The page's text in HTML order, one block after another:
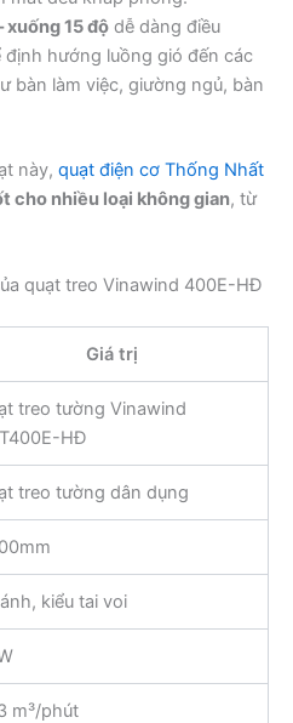
xuống 15 độdễ dàng điều
hướng luồng gió đến các
bàn làm việc, giường ngủ, bàn
này, quạt điện cơ Thống Nhất
cho nhiều loại không gian, từ
quạt treo Vinawind 400E-HĐ
Giá trị
treo tường Vinawind
HĐ
treo tường dân dụng
kiểu tai voi
m³/phút